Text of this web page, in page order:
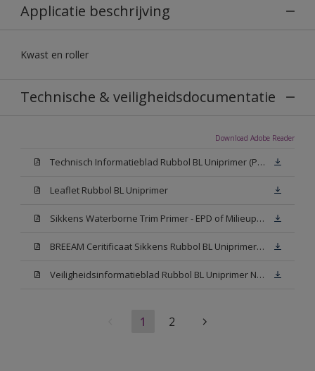
Applicatie beschrijving
Kwast en roller
Technische & veiligheidsdocumentatie
Download Adobe Reader
Technisch Informatieblad Rubbol BL Uniprimer (PDF)
Leaflet Rubbol BL Uniprimer
Sikkens Waterborne Trim Primer - EPD of Milieuproductverklaring
BREEAM Ceritificaat Sikkens Rubbol BL Uniprimer (PDF)
Veiligheidsinformatieblad Rubbol BL Uniprimer N00 (PDF)
1 2